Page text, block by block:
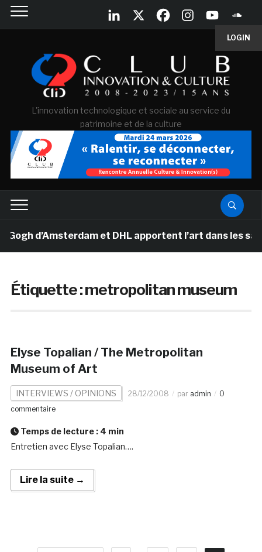
LOGIN
L'innovation technologique et sociale au service du
patrimoine et de la culture
d’Amsterdam et DHL apportent l’art dans les
Étiquette :metropolitan museum
Elyse Topalian / The Metropolitan
Museum of Art
INTERVIEWS / OPINIONS 28/12/2008 par admin
0
commentaire
Temps de lecture : 4 min
Entretien avec Elyse Topalian….
Lire la suite →